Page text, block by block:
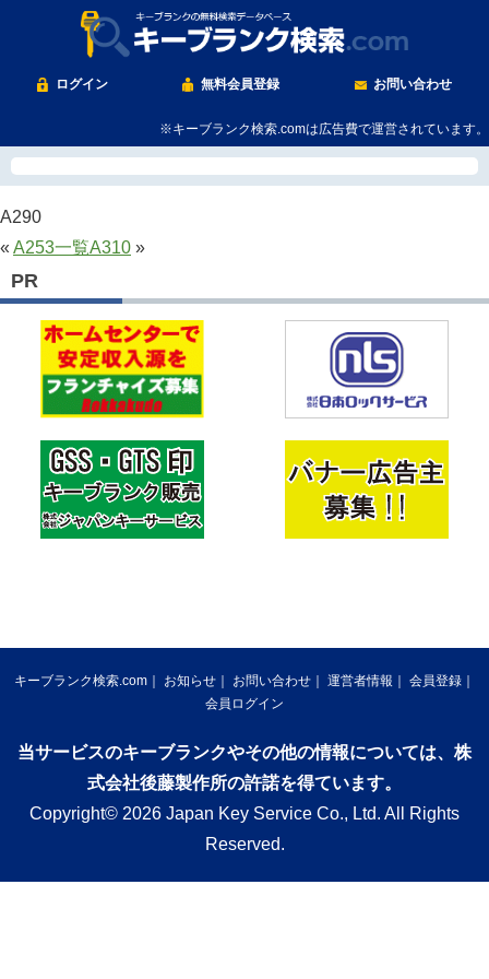
ログイン 無料会員登録 お問い合わせ
※キーブランク検索.comは広告費で運営されています。
A290
« A253一覧A310 »
PR
キーブランク検索.com お知らせ お問い合わせ 運営者情報
会員登録
会員ログイン
当サービスのキーブランクやその他の情報については、株
式会社後藤製作所の許諾を得ています。
Copyright© 2026 Japan Key Service Co., Ltd. All Rights
Reserved.